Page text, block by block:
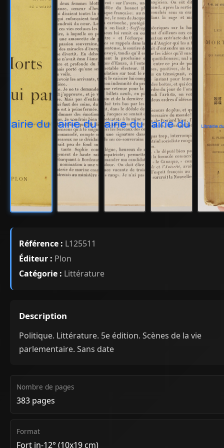
Référence : L125511
Éditeur : Plon
Catégorie : Littérature
Description
Politique. Littérature. 5e édition. Scènes de la vie
parlementaire. Sans date
Nombre de pages
383 pages
Format
Fort in-12° (10x19 cm)